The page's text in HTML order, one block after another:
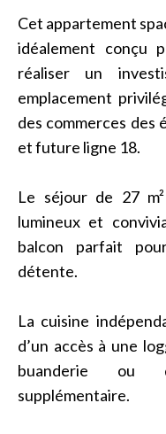
Cet appartement
idéalement conçu
réaliser un
emplacement
des commerces des
et future ligne 18.
Le séjour de 27
lumineux et
balcon parfait
détente.
La cuisine
d’un accès à une
buanderie ou
supplémentaire.